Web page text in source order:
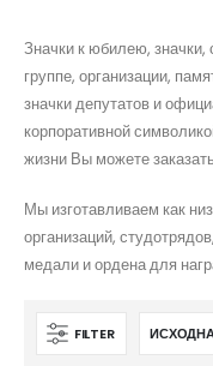
Значки к юбилею,
группе, организации,
значки депутатов и
корпоративной
жизни Вы можете
Мы изготавливаем как
организаций,
медали и ордена для
FILTER